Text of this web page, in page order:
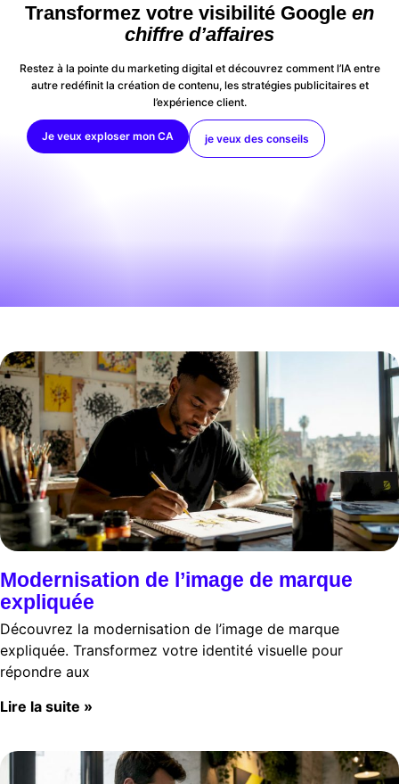
Transformez votre visibilité Google en
chiffre d’affaires
Restez à la pointe du marketing digital et découvrez comment l’IA entre
autre redéfinit la création de contenu, les stratégies publicitaires et
l’expérience client.
Je veux exploser mon CA je veux des conseils
Modernisation de l’image de marque
expliquée
Découvrez la modernisation de l’image de marque
expliquée. Transformez votre identité visuelle pour
répondre aux
Lire la suite »